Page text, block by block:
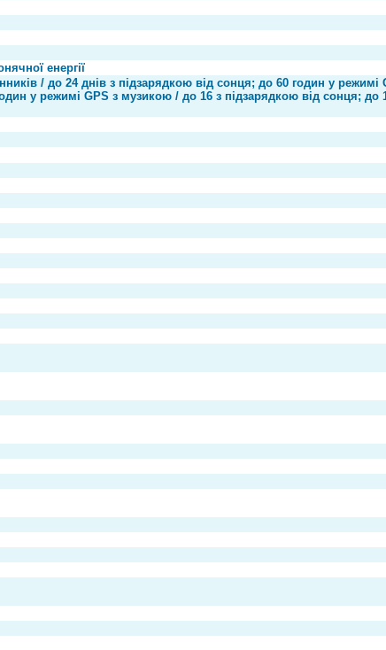
енергії
/ до 24 днів з підзарядкою від сонця; до 60 годин у режимі
у режимі GPS з музикою / до 16 з підзарядкою від сонця; до